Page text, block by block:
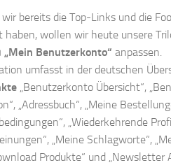
bereits die Top-Links und die
haben, wollen wir heute unsere
„Mein Benutzerkonto“ anpassen.
umfasst in der deutschen
„Benutzerkonto Übersicht“,
„Adressbuch“, „Meine
„Wiederkehrende
„Meine Schlagworte“,
Produkte“ und „Newsletter